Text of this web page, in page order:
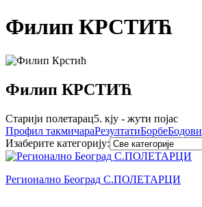
Филип КРСТИЋ
Филип КРСТИЋ
Старији полетарац5. кју - жути појас
Профил такмичараРезултатиБорбеБодови
Изаберите категорију:
Регионално Београд С.ПОЛЕТАРЦИ